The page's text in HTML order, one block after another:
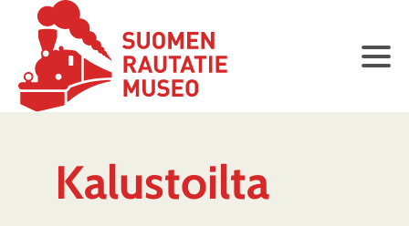
Kalustoilta